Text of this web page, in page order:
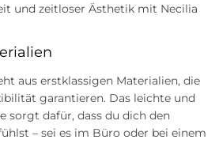
und zeitloser Ästhetik mit Necilia
aus erstklassigen Materialien, die
garantieren. Das leichte und
sorgt dafür, dass du dich den
– sei es im Büro oder bei einem